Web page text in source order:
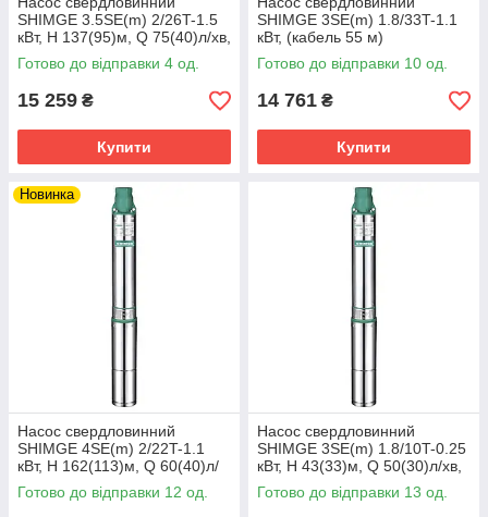
SHIMGE 3.5SE(m) 2/26T-1.5
кВт, Н 137(95)м, Q 75(40)л/хв,
Ø89 мм, (кабель 60 м)
Готово до відправки 4 од.
15 259 ₴
Купити
SHIMGE 3SE(m) 1.8/33T-1.1
кВт, (кабель 55 м)
Готово до відправки 10 од.
14 761 ₴
Купити
Новинка
Насос свердловинний
SHIMGE 4SE(m) 2/22T-1.1
кВт, Н 162(113)м, Q 60(40)л/
хв, Ø96 мм, (кабель 55 м)
Готово до відправки 12 од.
Насос свердловинний
SHIMGE 3SE(m) 1.8/10T-0.25
кВт, Н 43(33)м, Q 50(30)л/хв,
Ø75мм, кабель 18 м
Готово до відправки 13 од.